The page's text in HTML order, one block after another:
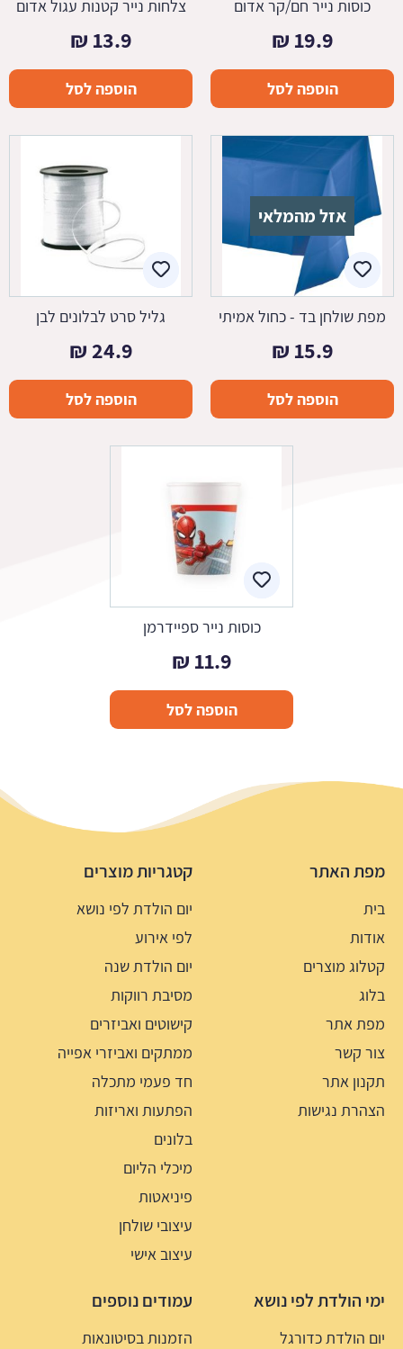
כוסות נייר חם/קר אדום
19.9
₪
הוספה לסל
צלחות נייר קטנות עגול אדום
13.9
₪
הוספה לסל
אזל מהמלאי
מפת שולחן בד - כחול אמיתי
15.9
₪
הוספה לסל
גליל סרט לבלונים לבן
24.9
₪
הוספה לסל
כוסות נייר ספיידרמן
11.9
₪
הוספה לסל
מפת האתר
בית
אודות
קטלוג מוצרים
בלוג
מפת אתר
צור קשר
תקנון אתר
הצהרת נגישות
קטגריות מוצרים
יום הולדת לפי נושא
לפי אירוע
יום הולדת שנה
מסיבת רווקות
קישוטים ואביזרים
ממתקים ואביזרי אפייה
חד פעמי מתכלה
הפתעות ואריזות
בלונים
מיכלי הליום
פיניאטות
עיצובי שולחן
עיצוב אישי
ימי הולדת לפי נושא
יום הולדת כדורגל
עמודים נוספים
הזמנות בסיטונאות